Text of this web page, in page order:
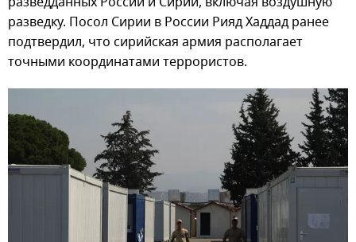
разведку. Посол Сирии в России Рияд Хаддад ранее
подтвердил, что сирийская армия располагает
точными координатами террористов.